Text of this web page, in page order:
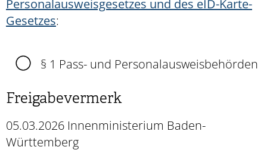
Personalausweisgesetzes und des eID-Karte-
Gesetzes:
§ 1 Pass- und Personalausweisbehörden
Freigabevermerk
05.03.2026 Innenministerium Baden-
Württemberg